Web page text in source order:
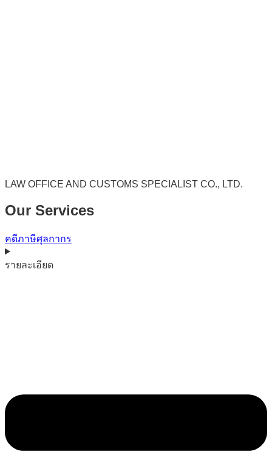
LAW OFFICE AND CUSTOMS SPECIALIST CO., LTD.
Our Services
คดีภาษีศุลกากร
รายละเอียด